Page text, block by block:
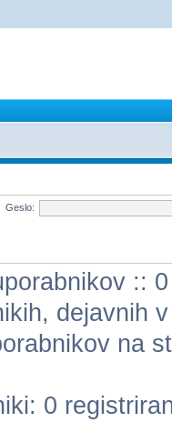
Geslo:
::
dejavnih
na
0